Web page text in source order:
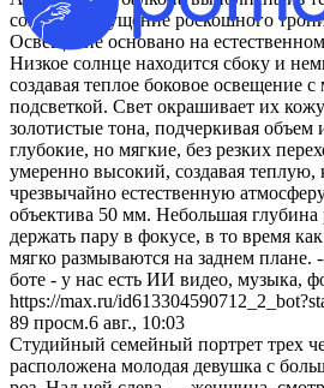
создавая ощущение роскошного
Освещение основано на естественном
Низкое солнце находится сбоку и
создавая теплое боковое освещение
подсветкой. Свет окрашивает их
золотистые тона, подчеркивая
глубокие, но мягкие, без резких
умеренно высокий, создавая
чрезвычайно естественную
объектива 50 мм. Небольшая глубина
держать пару в фокусе, в то время
мягко размываются на заднем
боте - у нас есть ИИ видео, музыка,
https://max.ru/
89 просм.6 авг., 10:03
Студийный семейный портрет трех
расположена молодая девушка с